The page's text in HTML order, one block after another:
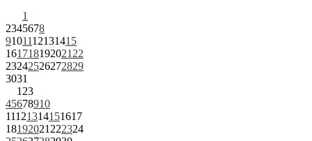
1
2345678
9101112131415
161718192021 22
23242526272829
3031
1 23
45678910
11121314151617
18192021 222324